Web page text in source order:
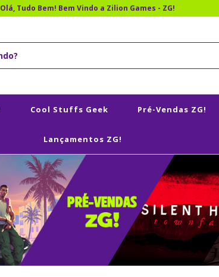
Olá, Tudo Bem! Bem Vindo a Zilion Games - ZG!
Cool Stuffs Geek Pré-Vendas ZG!
Lançamentos ZG!